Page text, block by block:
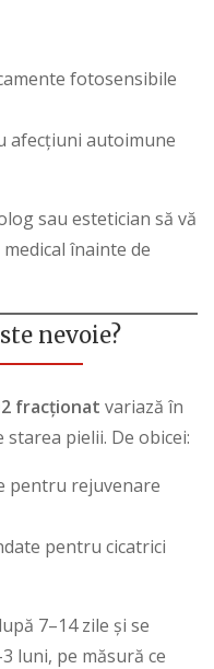
fotosensibile
afecțiuni autoimune
sau estetician să vă
înainte de
nevoie?
fracționat variază în
pielii. De obicei:
pentru rejuvenare
pentru cicatrici
7–14 zile și se
luni, pe măsură ce